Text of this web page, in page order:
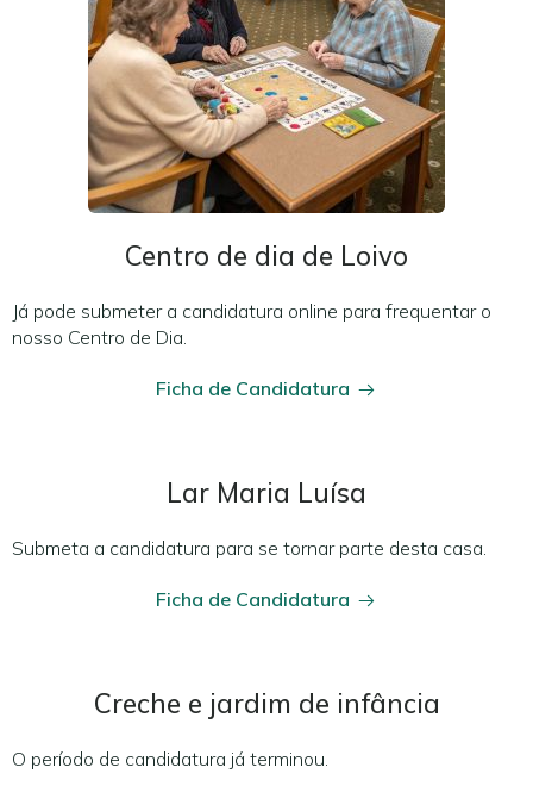
Centro de dia de Loivo
Já pode submeter a candidatura online para frequentar o
nosso Centro de Dia.
Ficha de Candidatura
Lar Maria Luísa
Submeta a candidatura para se tornar parte desta casa.
Ficha de Candidatura
Creche e jardim de infância
O período de candidatura já terminou.